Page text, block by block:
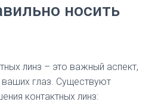
носить
линз – это важный аспект,
глаз. Существуют
контактных линз: